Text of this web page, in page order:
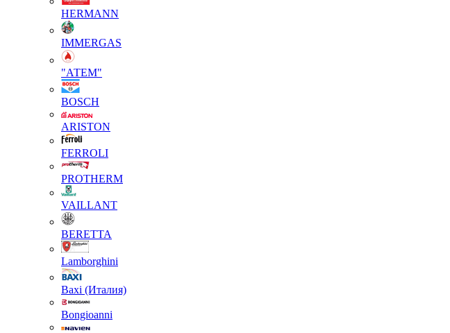
HERMANN
IMMERGAS
"АТЕМ"
BOSCH
ARISTON
FERROLI
PROTHERM
VAILLANT
BERETTA
Lamborghini
Baxi (Италия)
Вongioanni